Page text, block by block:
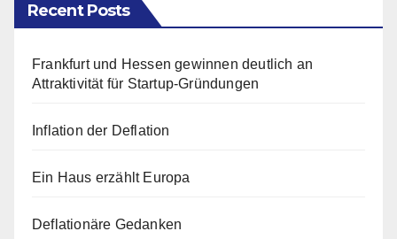
Recent Posts
Frankfurt und Hessen gewinnen deutlich an
Attraktivität für Startup-Gründungen
Inflation der Deflation
Ein Haus erzählt Europa
Deflationäre Gedanken